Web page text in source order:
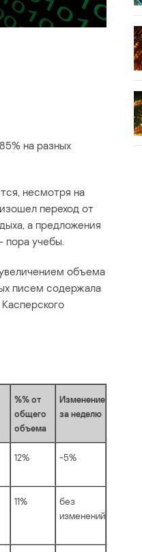
на разных
несмотря на
переход от
а предложения
пора учебы.
объема
писем содержала
%% от
общего
объема
Изменение
за неделю
12% -5%
11%
без
изменений